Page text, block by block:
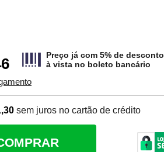
Preço já com 5% de desconto
à vista no boleto bancário
sem juros no cartão de crédito